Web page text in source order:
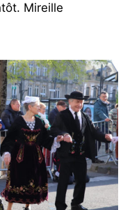
Mireille